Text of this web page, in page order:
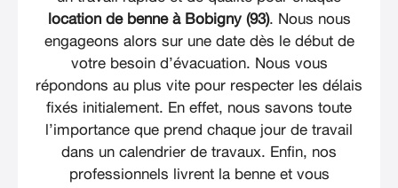
location de benne à Bobigny (93). Nous nous
engageons alors sur une date dès le début de
votre besoin d’évacuation. Nous vous
répondons au plus vite pour respecter les délais
fixés initialement. En effet, nous savons toute
l’importance que prend chaque jour de travail
dans un calendrier de travaux. Enfin, nos
professionnels livrent la benne et vous